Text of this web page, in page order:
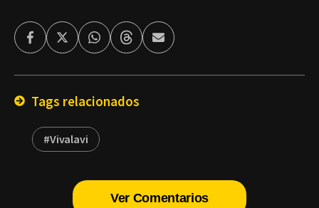
FacebookTwitterWhatsappThreadsEnviar
por
Tags relacionados
#Vivalavi
Ver Comentarios